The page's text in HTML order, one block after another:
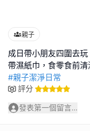
親子
成日帶小朋友四圍去
#親子潔淨日常
評分
發表第一個留言...